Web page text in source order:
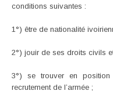
conditions suivantes :
1°) être de nationalité
2°) jouir de ses droits civils
3°) se trouver en
recrutement de l’armée ;